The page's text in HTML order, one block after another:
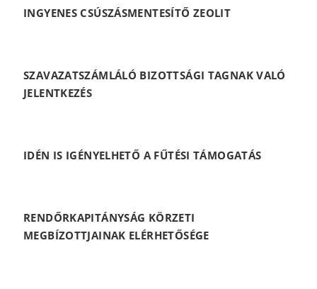
INGYENES CSÚSZÁSMENTESÍTŐ ZEOLIT
SZAVAZATSZÁMLÁLÓ BIZOTTSÁGI TAGNAK VALÓ
JELENTKEZÉS
IDÉN IS IGÉNYELHETŐ A FŰTÉSI TÁMOGATÁS
RENDŐRKAPITÁNYSÁG KÖRZETI
MEGBÍZOTTJAINAK ELÉRHETŐSÉGE